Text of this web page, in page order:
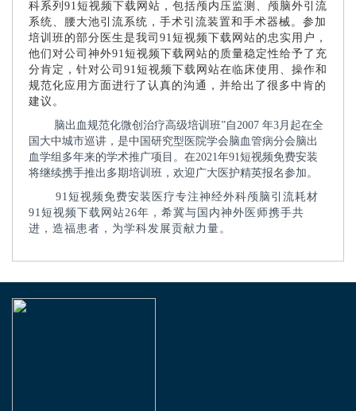
科系列91短视频下载网站，包括颅内压监测、颅脑外引流
系统、腰大池引流系统，手术引流装置和手术器械。参加
培训班的部分医生是我司91短视频下载网站的忠实用户，
他们对公司神外91短视频下载网站的质量稳定性给予了充
分肯定，针对公司91短视频下载网站在临床使用、操作和
规范化应用方面进行了认真的沟通，并给出了很多中肯的
建议。
脑出血规范化微创治疗高级培训班”自2007 年3月起在全
国大中城市巡讲，是中国研究型医院学会脑血管病分会脑出
血学组多年来的学术推广项目。在2021年91短视频免费安装
将继续携手推出多期培训班，欢迎广大医护精英报名参加。
91短视频免费安装医疗专注神经外科颅脑引流耗材
91短视频下载网站26年，希冀与国内神外医师携手共
进，造福患者，为学科发展贡献力量。